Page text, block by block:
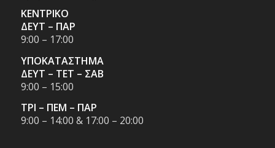
ΚΕΝΤΡΙΚΟ
ΔΕΥΤ – ΠΑΡ
9:00 – 17:00
ΥΠΟΚΑΤΑΣΤΗΜΑ
ΔΕΥΤ – ΤΕΤ – ΣΑΒ
9:00 – 15:00
ΤΡΙ – ΠΕΜ – ΠΑΡ
9:00 – 14:00 & 17:00 – 20:00